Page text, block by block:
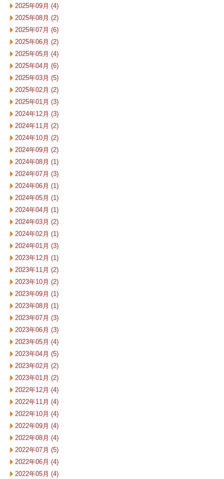
2025年09月 (4)
2025年08月 (2)
2025年07月 (6)
2025年06月 (2)
2025年05月 (4)
2025年04月 (6)
2025年03月 (5)
2025年02月 (2)
2025年01月 (3)
2024年12月 (3)
2024年11月 (2)
2024年10月 (2)
2024年09月 (2)
2024年08月 (1)
2024年07月 (3)
2024年06月 (1)
2024年05月 (1)
2024年04月 (1)
2024年03月 (2)
2024年02月 (1)
2024年01月 (3)
2023年12月 (1)
2023年11月 (2)
2023年10月 (2)
2023年09月 (1)
2023年08月 (1)
2023年07月 (3)
2023年06月 (3)
2023年05月 (4)
2023年04月 (5)
2023年02月 (2)
2023年01月 (2)
2022年12月 (4)
2022年11月 (4)
2022年10月 (4)
2022年09月 (4)
2022年08月 (4)
2022年07月 (5)
2022年06月 (4)
2022年05月 (4)